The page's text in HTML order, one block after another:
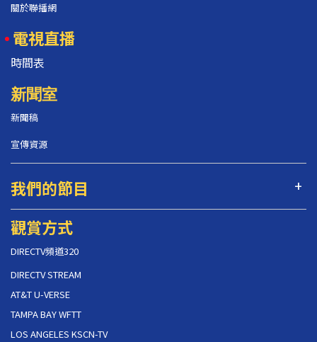
關於聯播網
電視直播
時間表
新聞室
新聞稿
宣傳資源
我們的節目
觀賞方式
DIRECTV頻道320
DIRECTV STREAM
AT&T U-VERSE
TAMPA BAY WFTT
LOS ANGELES KSCN-TV